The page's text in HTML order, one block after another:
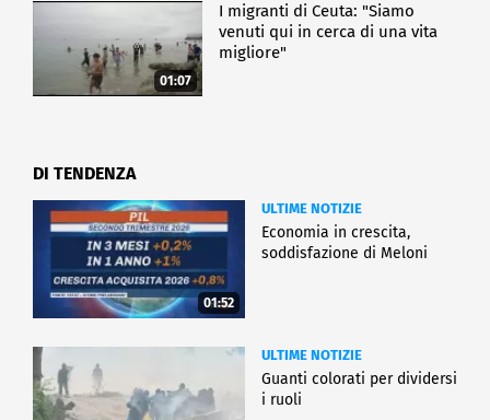
01:07
I migranti di Ceuta: "Siamo
venuti qui in cerca di una vita
migliore"
DI TENDENZA
01:52
ULTIME NOTIZIE
Economia in crescita,
soddisfazione di Meloni
ULTIME NOTIZIE
Guanti colorati per dividersi
i ruoli